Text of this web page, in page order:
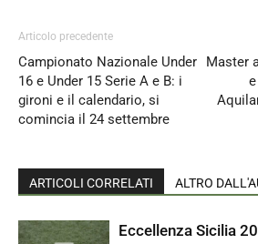
Articolo precedente
Campionato Nazionale Under
16 e Under 15 Serie A e B: i
gironi e il calendario, si
comincia il 24 settembre
Master
ARTICOLI CORRELATI ALTRO
Eccellenza Sicilia